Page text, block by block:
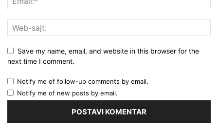
Save my name, email, and website in this browser for the
next time I comment.
Notify me of follow-up comments by email.
Notify me of new posts by email.